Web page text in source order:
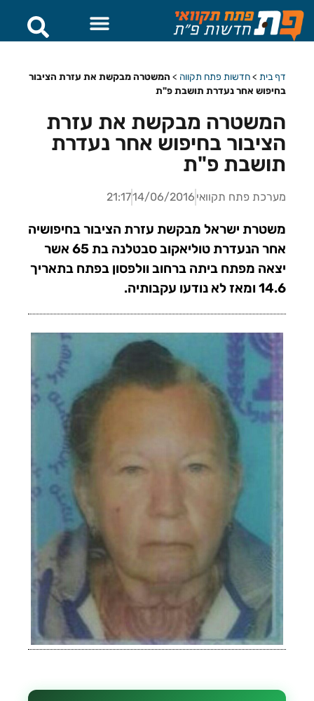
דף בית >חדשות פתח תקווה > המשטרה מבקשת את עזרת הציבור
בחיפוש אחר נעדרת תושבת פ"ת
המשטרה מבקשת את עזרת
הציבור בחיפוש אחר נעדרת
תושבת פ"ת
מערכת פתח תקוואי 14/06/2016
21:17
משטרת ישראל מבקשת עזרת הציבור בחיפושיה
אחר הנעדרת טוליאקוב סבטלנה בת 65 אשר
יצאה מפתח ביתה ברחוב וולפסון בפתח בתאריך
14.6 ומאז לא נודעו עקבותיה.